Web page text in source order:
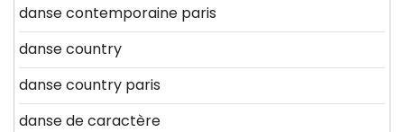
danse contemporaine paris
danse country
danse country paris
danse de caractère